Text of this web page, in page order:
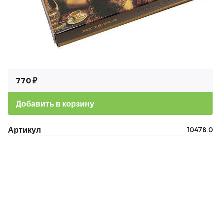
770 ₽
Добавить в корзину
Артикул 10478.0